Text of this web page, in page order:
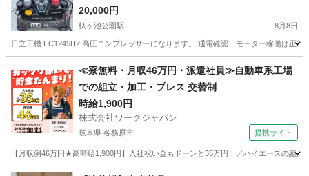
20,000円
杁ヶ池公園駅 8月8日
日立工機 EC1245H2 高圧コンプレッサーになります。 通電確認、モーター稼働は正
杁ヶ池公園駅 その他
≪寮無料・月収46万円・派遣社員≫自動車系工場
での組立・加工・プレス 交替制
時給1,900円
株式会社ワークジャパン
岐阜県 各務原市 提携サイト
【月収例46万円★高時給1,900円】入社祝い金もドーンと35万円！／ハイエースの組